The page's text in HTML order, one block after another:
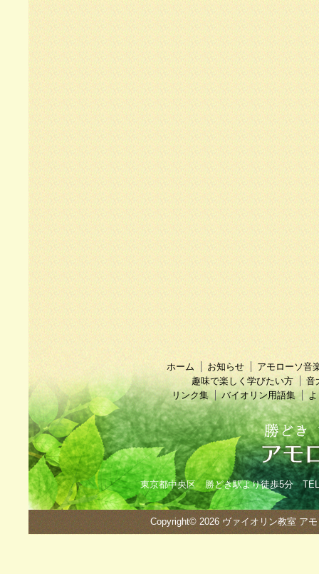
ホーム お知らせ
アモローソ音
趣味で楽しく学びたい方
音
リンク集
バイオリン用語集
東京都中央区 勝どき駅より徒歩5分
Copyright© 2026 ヴァイオリン教室 ア